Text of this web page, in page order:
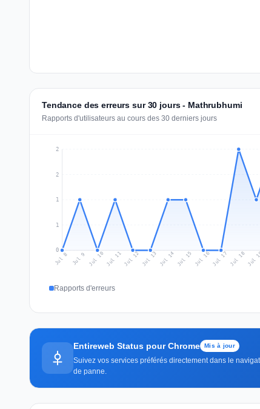
Tendance des erreurs sur 30 jours - Mathrubhumi
Rapports d'utilisateurs au cours des 30 derniers jours
0
1
1
2
2
Jul 8 Jul 9 Jul 10 Jul 11Jul 12 Jul 13 Jul 14 Jul 15 Jul 16Jul 17 Jul 18Jul
Rapports d'erreurs
Entireweb Status pour Chrome Mis à jour
Suivez vos services préférés directement dans le
de panne.